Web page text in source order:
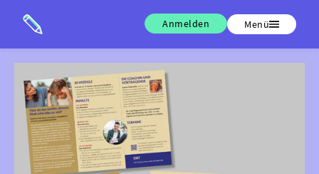
Anmelden Menü